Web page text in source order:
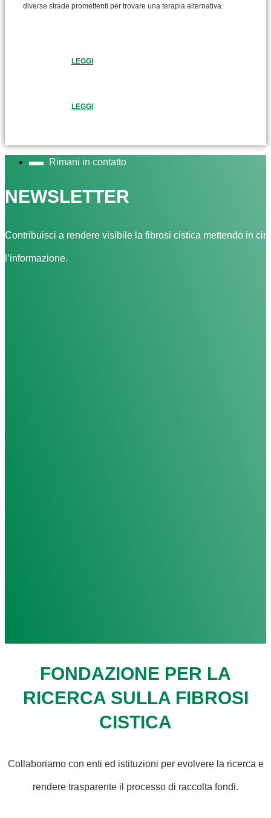
diverse strade promettenti per trovare una terapia alternativa.
LEGGI
LEGGI
Rimani in contatto
NEWSLETTER
Contribuisci a rendere visibile la fibrosi cistica mettendo in
l’informazione.
FONDAZIONE PER LA
RICERCA SULLA FIBROSI
CISTICA
Collaboriamo con enti ed istituzioni per evolvere la ricerca e
rendere trasparente il processo di raccolta fondi.